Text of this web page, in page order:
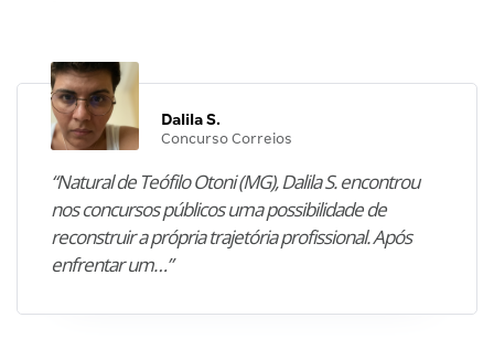
Dalila S.
Concurso Correios
“Natural de Teófilo Otoni (MG), Dalila S. encontrou
nos concursos públicos uma possibilidade de
reconstruir a própria trajetória profissional. Após
enfrentar um…”